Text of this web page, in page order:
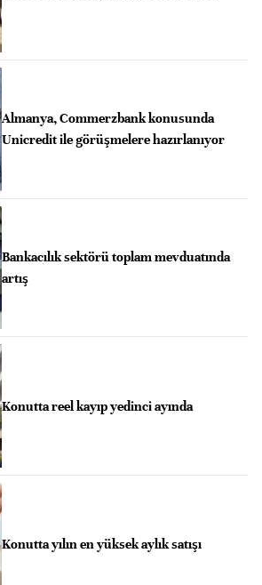
Almanya, Commerzbank konusunda
Unicredit ile görüşmelere hazırlanıyor
Bankacılık sektörü toplam mevduatında
artış
Konutta reel kayıp yedinci ayında
Konutta yılın en yüksek aylık satışı